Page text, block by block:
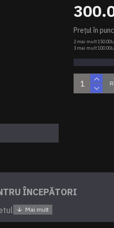
Prețul în
2 mai mult
3 mai mult
ÎNCEPĂTORI
Bihor.